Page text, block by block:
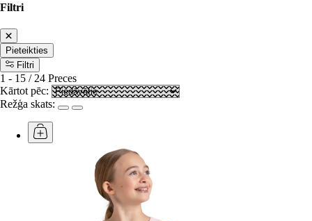
Filtri
Pieteikties
Filtri
1 - 15 / 24 Preces
Kārtot pēc:
Režģa skats: